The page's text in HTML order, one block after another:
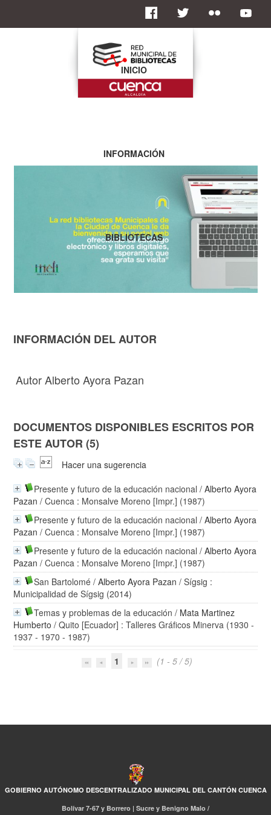
INFORMACIÓN DEL AUTOR
Autor Alberto Ayora Pazan
DOCUMENTOS DISPONIBLES ESCRITOS POR
ESTE AUTOR (5)
Hacer una sugerencia
Presente y futuro de la educación nacional /Alberto Ayora
Pazan / Cuenca : Monsalve Moreno [Impr.] (1987)
Presente y futuro de la educación nacional /Alberto Ayora
Pazan / Cuenca : Monsalve Moreno [Impr.] (1987)
Presente y futuro de la educación nacional /Alberto Ayora
Pazan / Cuenca : Monsalve Moreno [Impr.] (1987)
San Bartolomé /Alberto Ayora Pazan / Sígsig :
Municipalidad de Sígsig (2014)
Temas y problemas de la educación / Mata Martinez
Humberto / Quito [Ecuador] : Talleres Gráficos Minerva (1930 -
1937 - 1970 - 1987)
1
(1 - 5 / 5)
GOBIERNO AUTÓNOMO DESCENTRALIZADO MUNICIPAL DEL CANTÓN CUENCA
Bolívar 7-67 y Borrero | Sucre y Benigno Malo /
INICIO
INFORMACIÓN
BIBLIOTECAS